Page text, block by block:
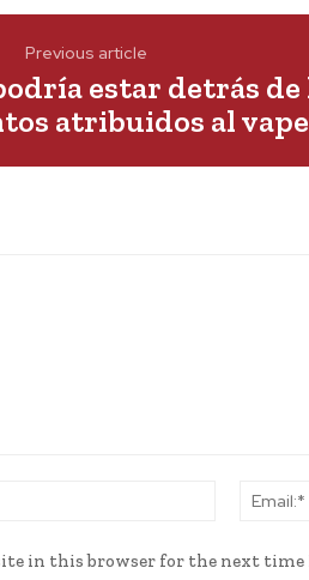
Previous article
estar detrás de
atribuidos al
Name:*
in this browser for the next